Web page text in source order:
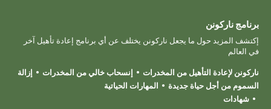
برنامج ناركونن
إكتشف المزيد حول ما يجعل ناركونن يختلف عن أي برنامج إعادة تأهيل آخر
في العالم
ناركونن لإعادة التأهيل من المخدرات
إنسحاب خالي من المخدرات
إزالة
السموم من أجل حياة جديدة
المهارات الحياتية
شهادات